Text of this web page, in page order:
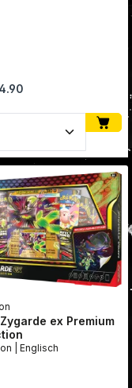
Wert ein
Preis:
Anzahl: Gib
ex Premium
Kollektion | Englisch